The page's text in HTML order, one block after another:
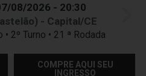
08/2026 - 20:30
- Capital/CE
2º Turno • 21 ª Rodada
COMPRE AQUI SEU
INGRESSO